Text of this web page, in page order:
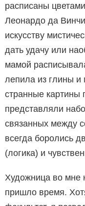
расписаны
Леонардо да
искусству
дать удачу или
мамой
лепила из глины и
странные картины
представляли
связанных между
всегда боролись
(логика) и
Художница во мне
пришло время.